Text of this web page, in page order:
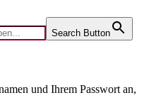
Search Button
und Ihrem Passwort an,